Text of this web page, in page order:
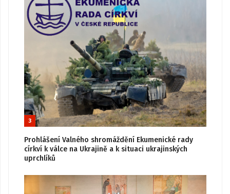
3
Prohlášení Valného shromáždění Ekumenické rady
církví k válce na Ukrajině a k situaci ukrajinských
uprchlíků